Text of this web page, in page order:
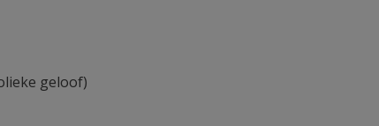
geloof)